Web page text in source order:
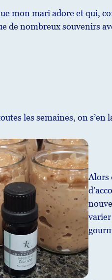
mon mari adore et qui,
de nombreux souvenirs
les semaines, on s’en
Alors